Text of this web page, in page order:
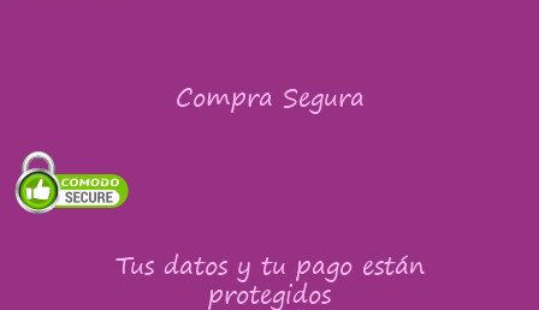
Compra Segura
Tus datos y tu pago están
protegidos